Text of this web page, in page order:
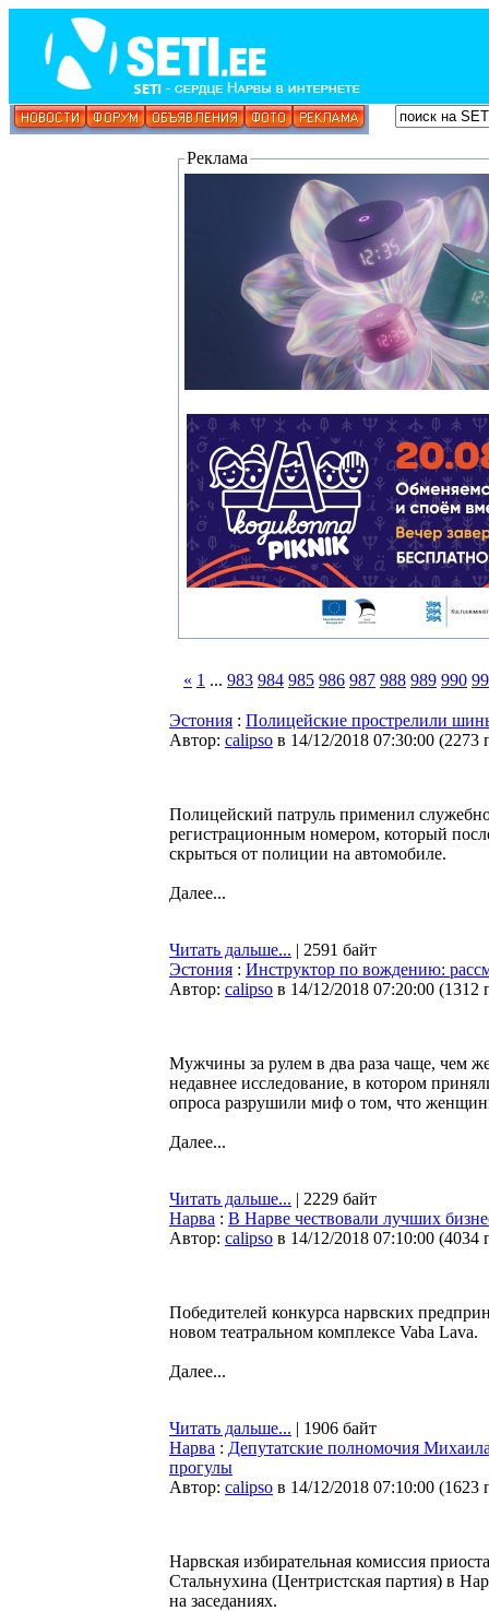
Реклама
« 1 ... 983 984 985 986 987 988 989 990
Эстония : Полицейские прострелили
Автор: calipso в 14/12/2018 07:30:00 (2273
Полицейский патруль применил
регистрационным номером, который
скрыться от полиции на автомобиле.
Далее...
Читать дальше... | 2591 байт
Эстония : Инструктор по вождению:
Автор: calipso в 14/12/2018 07:20:00 (1312
Мужчины за рулем в два раза чаще, чем
недавнее исследование, в котором
опроса разрушили миф о том, что
Далее...
Читать дальше... | 2229 байт
Нарва : В Нарве чествовали лучших
Автор: calipso в 14/12/2018 07:10:00 (4034
Победителей конкурса нарвских
новом театральном комплексе Vaba Lava.
Далее...
Читать дальше... | 1906 байт
Нарва : Депутатские полномочия
прогулы
Автор: calipso в 14/12/2018 07:10:00 (1623
Нарвская избирательная комиссия
Стальнухина (Центристская партия) в
на заседаниях.